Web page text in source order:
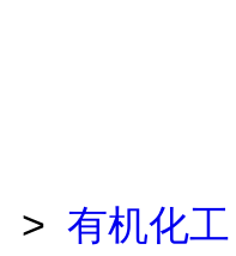
> 有机化工